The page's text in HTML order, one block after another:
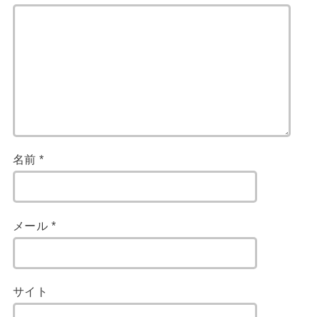
名前*
メール *
サイト